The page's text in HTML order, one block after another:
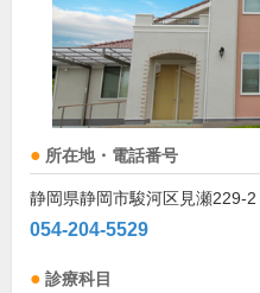
所在地・電話番号
静岡県静岡市駿河区見瀬229-2
054-204-5529
診療科目